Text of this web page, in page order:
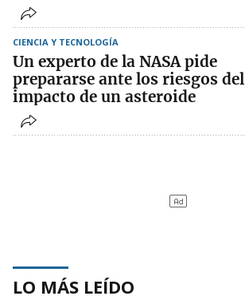
CIENCIA Y TECNOLOGÍA
Un experto de la NASA pide
prepararse ante los riesgos del
impacto de un asteroide
LO MÁS LEÍDO